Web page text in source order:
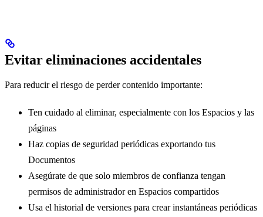
Evitar eliminaciones accidentales
Para reducir el riesgo de perder contenido importante:
Ten cuidado al eliminar, especialmente con los Espacios y las
páginas
Haz copias de seguridad periódicas exportando tus
Documentos
Asegúrate de que solo miembros de confianza tengan
permisos de administrador en Espacios compartidos
Usa el historial de versiones para crear instantáneas periódicas